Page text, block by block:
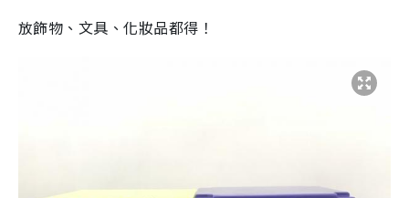
放飾物、文具、化妝品都得！